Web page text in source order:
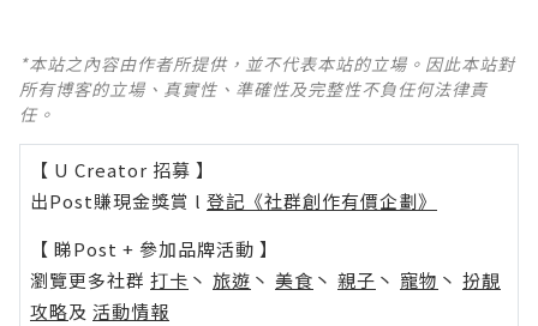
*本站之內容由作者所提供，並不代表本站的立場。因此本站對
所有博客的立場、真實性、準確性及完整性不負任何法律責
任。
【 U Creator 招募 】
出Post賺現金獎賞 l 登記《社群創作有價企劃》
【 睇Post + 參加品牌活動 】
瀏覽更多社群 打卡 丶 旅遊 丶 美食 丶 親子 丶 寵物 丶 扮靚
攻略及 活動情報